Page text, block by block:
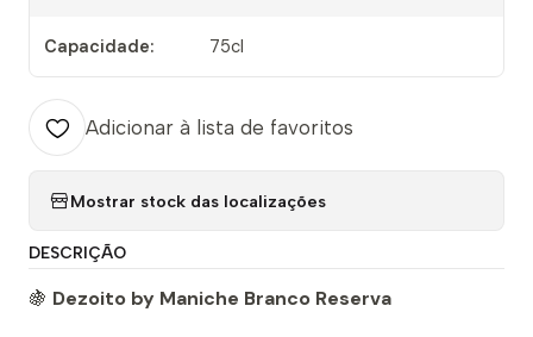
Capacidade: 75cl
Adicionar à lista de favoritos
Mostrar stock das localizações
DESCRIÇÃO
🍇 Dezoito by Maniche Branco Reserva